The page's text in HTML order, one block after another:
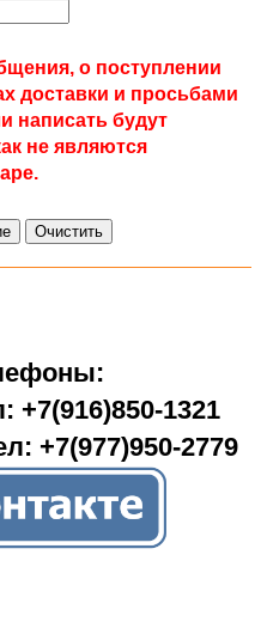
о поступлении
доставки и просьбами
написать будут
не являются
+7(916)850-1321
+7(977)950-2779